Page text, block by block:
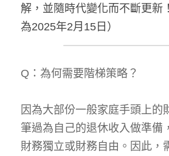
理財
退休
解，並隨時代變化而不斷更新
為2025年2月15日）
Q：為何需要階梯策略？
因為大部份一般家庭手頭上的
筆過為自己的退休收入做準備
財務獨立或財務自由。因此，